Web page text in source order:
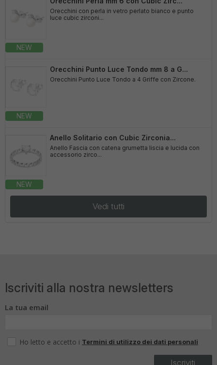
NEW
Orecchini con perla in vetro perlato bianco e punto
luce cubic zirconi...
NEW
Orecchini Punto Luce Tondo mm 8 a G...
Orecchini Punto Luce Tondo a 4 Griffe con Zircone.
NEW
Anello Solitario con Cubic Zirconia...
Anello Fascia con catena grumetta liscia e lucida con
accessorio zirco...
Vedi tutti
Iscriviti alla nostra newsletters
La tua email
Iscriviti
Ho letto e accetto i Termini di utilizzo dei dati personali